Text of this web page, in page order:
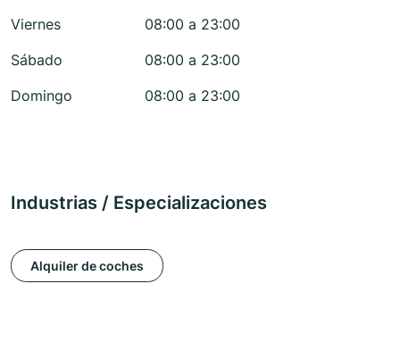
Viernes
08:00 a 23:00
Sábado
08:00 a 23:00
Domingo
08:00 a 23:00
Industrias / Especializaciones
Alquiler de coches